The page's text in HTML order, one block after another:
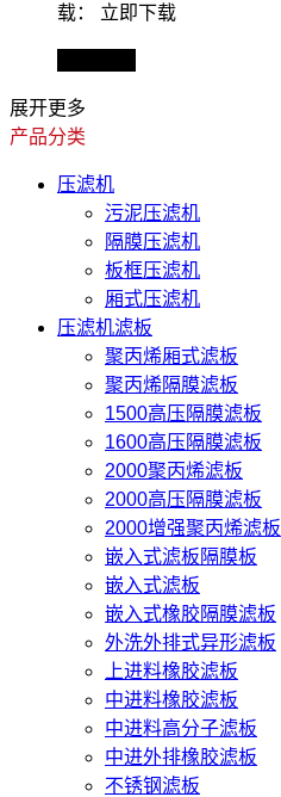
载： 立即下载
展开更多
产品分类
压滤机
污泥压滤机
隔膜压滤机
板框压滤机
厢式压滤机
压滤机滤板
聚丙烯厢式滤板
聚丙烯隔膜滤板
1500高压隔膜滤板
1600高压隔膜滤板
2000聚丙烯滤板
2000高压隔膜滤板
2000增强聚丙烯滤板
嵌入式滤板隔膜板
嵌入式滤板
嵌入式橡胶隔膜滤板
外洗外排式异形滤板
上进料橡胶滤板
中进料橡胶滤板
中进料高分子滤板
中进外排橡胶滤板
不锈钢滤板